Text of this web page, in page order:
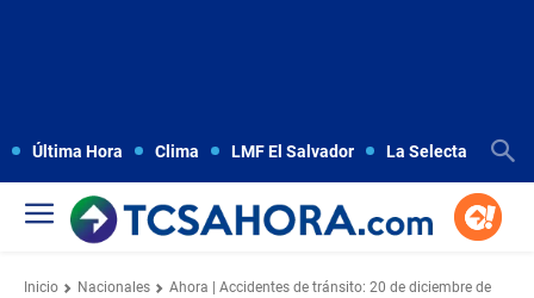
Última Hora Clima LMF El Salvador La Selecta
Inicio Nacionales
Ahora | Accidentes de tránsito: 20 de diciembre de